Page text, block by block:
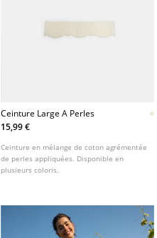
Ceinture Large A Perles
15,99 €
Ceinture en mélange de coton agrémentée
de perles appliquées. Disponible en
plusieurs coloris.